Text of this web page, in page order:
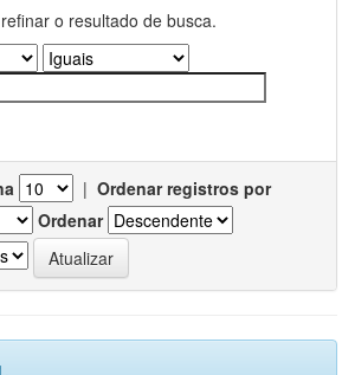
o resultado de busca.
| Ordenar registros por
Ordenar